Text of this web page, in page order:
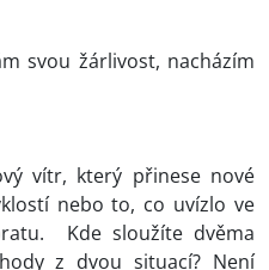
svou žárlivost, nacházím
vítr, který přinese nové
nebo to, co uvízlo ve
Kde sloužíte dvěma
z dvou situací? Není